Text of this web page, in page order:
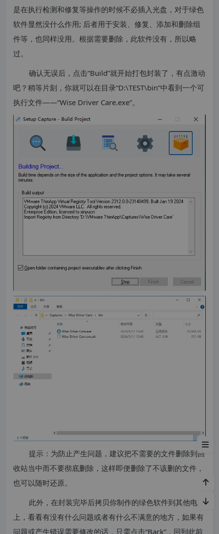
是在执行检测和修复等操作的时候不必插入光盘，对于绿色
软件显然没什么作用; 后者用于安装、修复、添加和删除组
件等，也同样没用。根据需要删除，此软件没有，所以略
过。
确认无误后，点击“Build”就开始打包封装了，有点激动
吧？稍等片刻，你就可以在目录“D:\TEST\bin”中看到一个可
执行文件——“Wise Driver Care.exe”。
提示：为防止产生问题，建议把不需要的文件删除到回
收站当中而不要彻底删除，这样即便删除了不该删的文件，
也可以随时还原。
此外，在封装完毕后拷贝你制作的绿色软件到其他电脑
上，看看有没有什么问题或者有什么不满意的地方，如果有
问题或产生错误需要修改的话，只需点击“Back”，回到此前
注意事项